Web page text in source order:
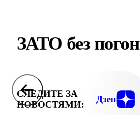
ЗАТО без погон
СЛЕДИТЕ ЗА
НОВОСТЯМИ:
Дзен